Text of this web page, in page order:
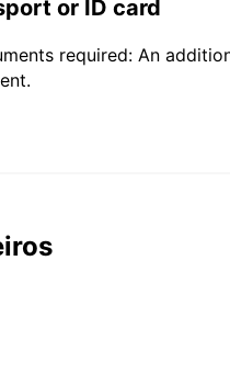
or ID card
required: An